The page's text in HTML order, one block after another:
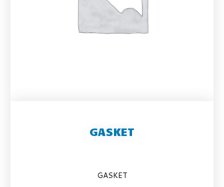
GASKET
GASKET